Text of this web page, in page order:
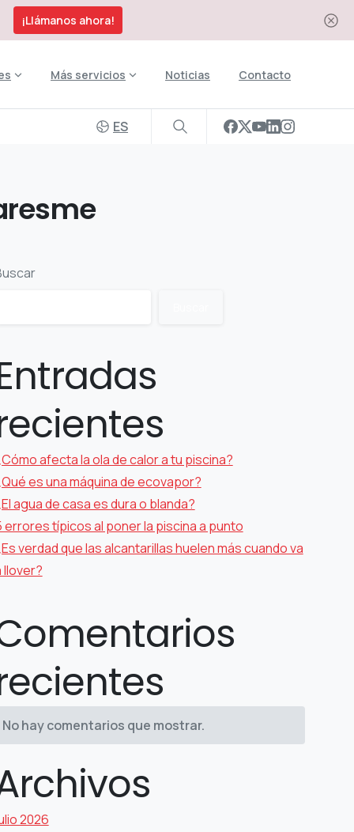
¡Llámanos ahora!
Más servicios Noticias Contacto
ES
afecta la ola de calor a tu piscina?
es una máquina de ecovapor?
agua de casa es dura o blanda?
errores típicos al poner la piscina a punto
verdad que las alcantarillas huelen más cuando va
llover?
No hay comentarios que mostrar.
2026